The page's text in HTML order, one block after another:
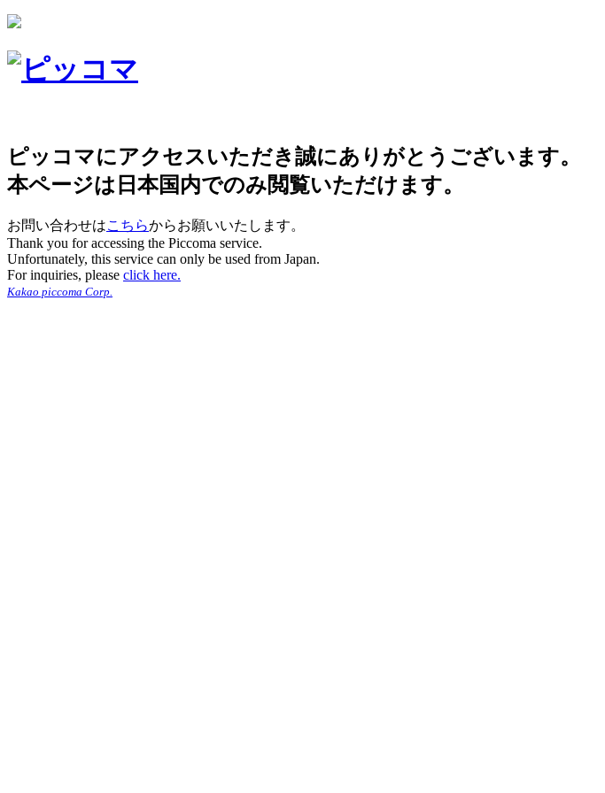
ピッコマにアクセスいただき誠にありがとうございます。
本ページは日本国内でのみ閲覧いただけます。
お問い合わせはこちらからお願いいたします。
Thank you for accessing the Piccoma service.
Unfortunately, this service can only be used from Japan.
For inquiries, please click here.
Kakao piccoma Corp.